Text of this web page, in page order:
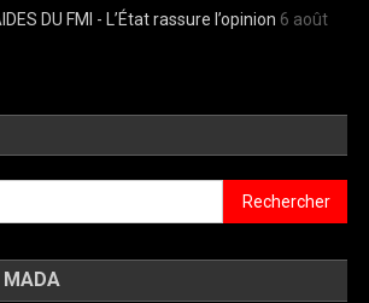
DU FMI - L’État rassure l’opinion 6 août
Rechercher :
MADA